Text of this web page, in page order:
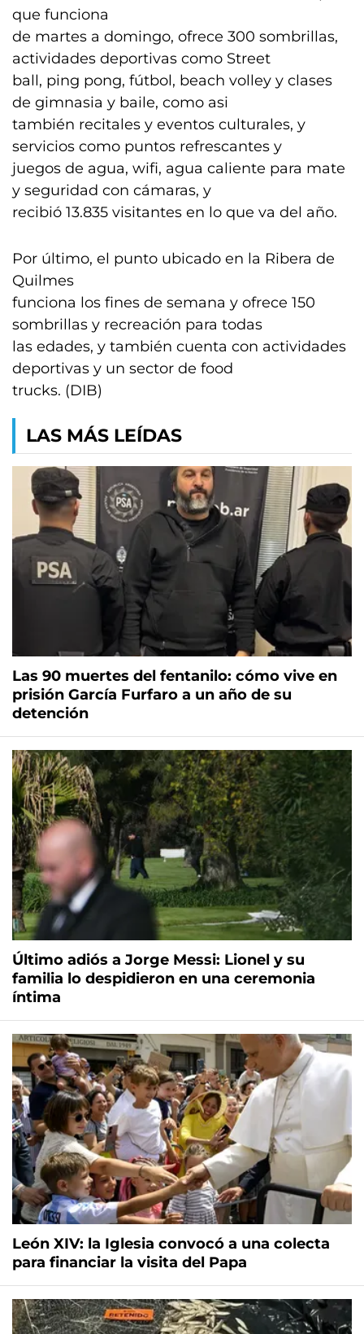
que funciona
de martes a domingo, ofrece 300 sombrillas,
actividades deportivas como Street
ball, ping pong, fútbol, beach volley y clases
de gimnasia y baile, como asi
también recitales y eventos culturales, y
servicios como puntos refrescantes y
juegos de agua, wifi, agua caliente para mate
y seguridad con cámaras, y
recibió 13.835 visitantes en lo que va del año.
Por último, el punto ubicado en la Ribera de
Quilmes
funciona los fines de semana y ofrece 150
sombrillas y recreación para todas
las edades, y también cuenta con actividades
deportivas y un sector de food
trucks. (DIB)
LAS MÁS LEÍDAS
Las 90 muertes del fentanilo: cómo vive en
prisión García Furfaro a un año de su
detención
Último adiós a Jorge Messi: Lionel y su
familia lo despidieron en una ceremonia
íntima
León XIV: la Iglesia convocó a una colecta
para financiar la visita del Papa